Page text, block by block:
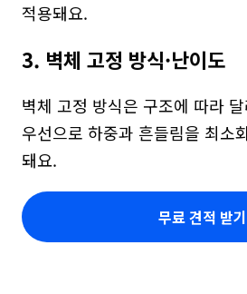
적용돼요.
3. 벽체 고정 방식·난이도
벽체 고정 방식은 구조에 따라
우선으로 하중과 흔들림을 최소
돼요.
무료 견적 받기